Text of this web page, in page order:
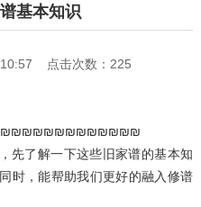
基本知识
10:57 点击次数：225
先了解一下这些旧家谱的基本知
时，能帮助我们更好的融入修谱